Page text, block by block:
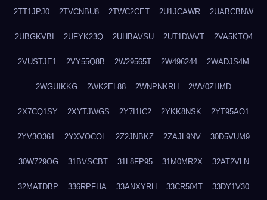
2TT1JPJ0 2TVCNBU8 2TWC2CET 2U1JCAWR 2UABCBNW
2UBGKVBI 2UFYK23Q 2UHBAVSU 2UT1DWVT 2VA5KTQ4
2VUSTJE1 2VY55Q8B 2W29565T 2W496244 2WADJS4M
2WGUIKKG 2WK2EL88 2WNPNKRH 2WV0ZHMD
2X7CQ1SY 2XYTJWGS 2Y7I1IC2 2YKK8NSK 2YT95AO1
2YV3O361 2YXVOCOL 2Z2JNBKZ 2ZAJL9NV 30D5VUM9
30W729OG 31BVSCBT 31L8FP95 31M0MR2X 32AT2VLN
32MATDBP 336RPFHA 33ANXYRH 33CR504T 33DY1V30